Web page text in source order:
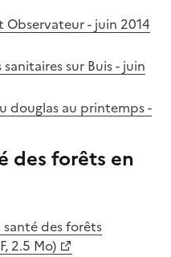
- juin 2014
sur Buis - juin
douglas au printemps -
des forêts en
des forêts
2.5 Mo)